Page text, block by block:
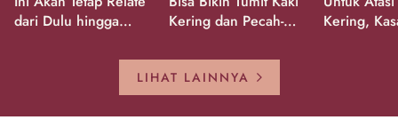
dari Dulu hingga
Kering dan Pecah-
Kering,
LIHAT LAINNYA